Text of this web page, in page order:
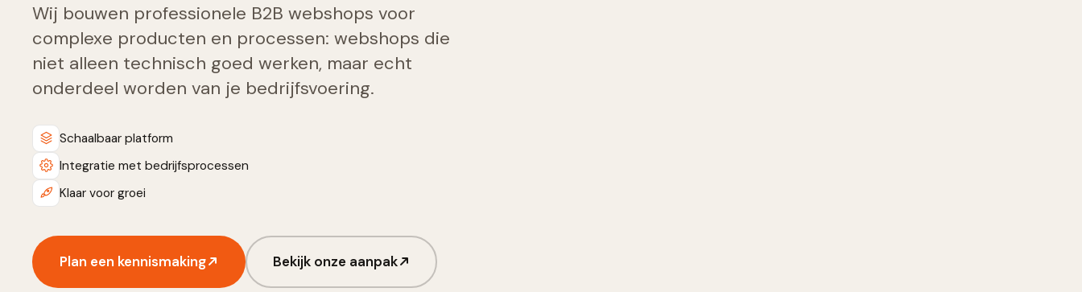
Wij bouwen professionele B2B webshops voor
complexe producten en processen: webshops die
niet alleen technisch goed werken, maar echt
onderdeel worden van je bedrijfsvoering.
Schaalbaar platform
Integratie met bedrijfsprocessen
Klaar voor groei
Plan een kennismaking Bekijk onze aanpak